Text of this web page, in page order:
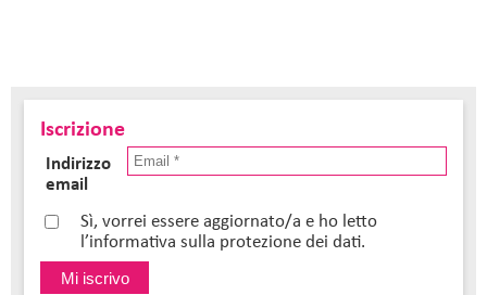
Iscrizione
Indirizzo
email
Sì, vorrei essere aggiornato/a e ho letto
l’informativa sulla protezione dei dati.